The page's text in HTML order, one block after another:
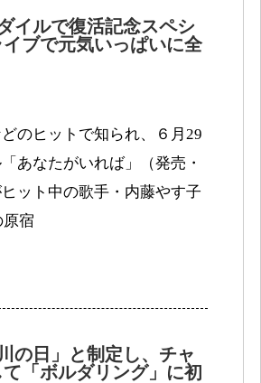
イルで復活記念スペシ
ブで元気いっぱいに全
のヒットで知られ、６月29
あなたがいれば」（発売・
ット中の歌手・内藤やす子
原宿
の日」と制定し、チャ
「ボルダリング」に初